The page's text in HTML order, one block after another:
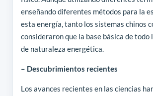
enseñando diferentes métodos para la
esta energía, tanto los sistemas chinos
consideraron que la base básica de todo
de naturaleza energética.
– Descubrimientos recientes
Los avances recientes en las ciencias